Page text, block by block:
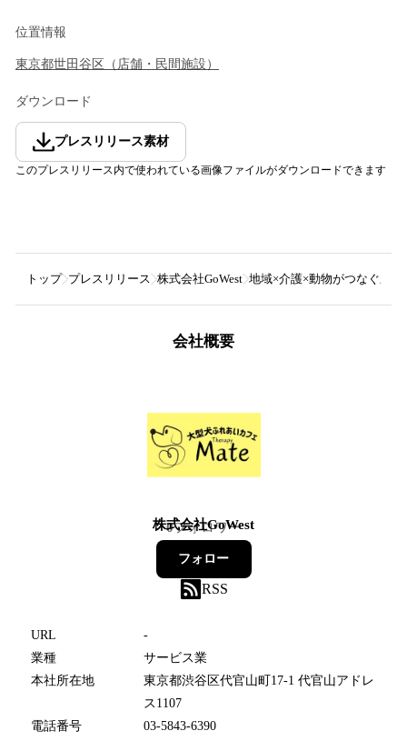
位置情報
東京都世田谷区 （ 店舗・民間施設 ）
ダウンロード
プレスリリース素材
このプレスリリース内で使われている画像ファイルがダウンロードできます
トップ プレスリリース 株式会社GoWest 地域×介護×動物がつなぐ新
会社概要
株式会社GoWest
0フォロワー
フォロー
RSS
URL
-
業種
サービス業
本社所在地
東京都渋谷区代官山町17-1 代官山アドレ
ス1107
電話番号
03-5843-6390